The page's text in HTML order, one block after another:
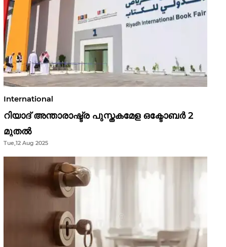
International
റിയാദ് അന്താരാഷ്ട്ര പുസ്തകമേള ഒക്ടോബർ 2
മുതൽ
Tue,12 Aug 2025